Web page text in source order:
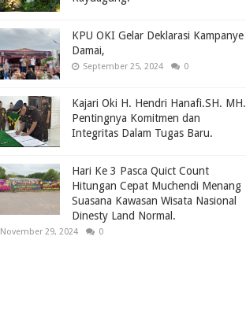
KPU OKI Gelar Deklarasi Kampanye
Damai,
September 25, 2024 0
Kajari Oki H. Hendri Hanafi.SH. MH.
Pentingnya Komitmen dan
Integritas Dalam Tugas Baru.
Hari Ke 3 Pasca Quict Count
Hitungan Cepat Muchendi Menang
Suasana Kawasan Wisata Nasional
Dinesty Land Normal.
November 29, 2024 0